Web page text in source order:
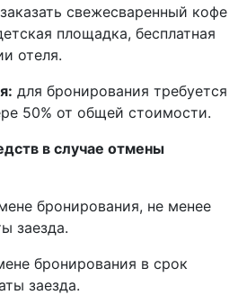
свежесваренный кофе
площадка, бесплатная
отеля.
для бронирования требуется
50% от общей стоимости.
в случае отмены
бронирования, не менее
заезда.
бронирования в срок
заезда.